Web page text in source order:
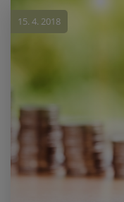
15. 4. 2018